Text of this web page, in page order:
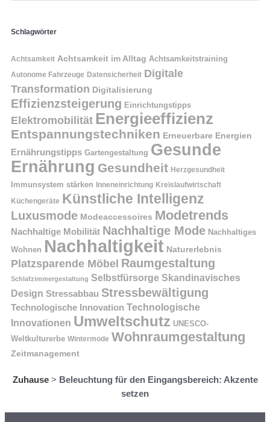
Schlagwörter
Achtsamkeit Achtsamkeit im Alltag Achtsamkeitstraining
Autonome Fahrzeuge Datensicherheit Digitale
Transformation Digitalisierung
Effizienzsteigerung Einrichtungstipps
Elektromobilität Energieeffizienz
Entspannungstechniken Erneuerbare Energien
Ernährungstipps Gartengestaltung Gesunde
Ernährung Gesundheit Herzgesundheit
Immunsystem stärken Inneneinrichtung Kreislaufwirtschaft
Küchengeräte Künstliche Intelligenz
Luxusmode Modeaccessoires Modetrends
Nachhaltige Mobilität Nachhaltige Mode Nachhaltiges
Wohnen Nachhaltigkeit Naturerlebnis
Platzsparende Möbel Raumgestaltung
Schlafzimmergestaltung Selbstfürsorge Skandinavisches
Design Stressabbau Stressbewältigung
Technologische Innovation Technologische
Innovationen Umweltschutz UNESCO-
Weltkulturerbe Wintermode Wohnraumgestaltung
Zeitmanagement
Zuhause> Beleuchtung für den Eingangsbereich: Akzente
setzen